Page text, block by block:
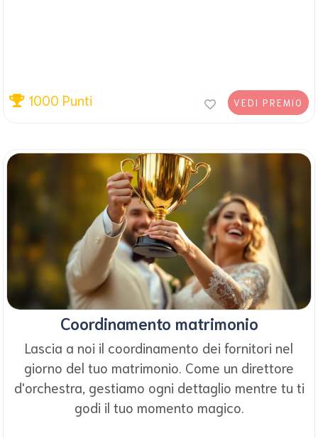
1000 Punti VEDI PREMIO
Coordinamento matrimonio
Lascia a noi il coordinamento dei fornitori nel
giorno del tuo matrimonio. Come un direttore
d'orchestra, gestiamo ogni dettaglio mentre tu ti
godi il tuo momento magico.